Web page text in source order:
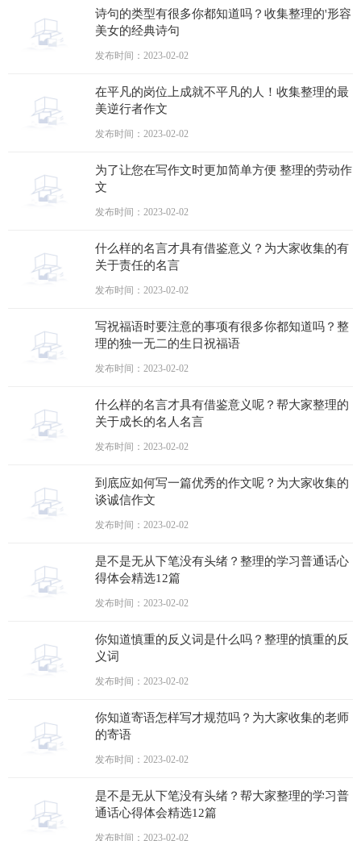
诗句的类型有很多你都知道吗？收集整理的'形容
美女的经典诗句
发布时间：2023-02-02
在平凡的岗位上成就不平凡的人！收集整理的最
美逆行者作文
发布时间：2023-02-02
为了让您在写作文时更加简单方便 整理的劳动作
文
发布时间：2023-02-02
什么样的名言才具有借鉴意义？为大家收集的有
关于责任的名言
发布时间：2023-02-02
写祝福语时要注意的事项有很多你都知道吗？整
理的独一无二的生日祝福语
发布时间：2023-02-02
什么样的名言才具有借鉴意义呢？帮大家整理的
关于成长的名人名言
发布时间：2023-02-02
到底应如何写一篇优秀的作文呢？为大家收集的
谈诚信作文
发布时间：2023-02-02
是不是无从下笔没有头绪？整理的学习普通话心
得体会精选12篇
发布时间：2023-02-02
你知道慎重的反义词是什么吗？整理的慎重的反
义词
发布时间：2023-02-02
你知道寄语怎样写才规范吗？为大家收集的老师
的寄语
发布时间：2023-02-02
是不是无从下笔没有头绪？帮大家整理的学习普
通话心得体会精选12篇
发布时间：2023-02-02